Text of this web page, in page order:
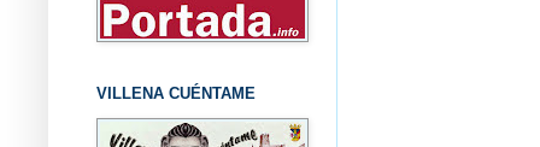
VILLENA CUÉNTAME